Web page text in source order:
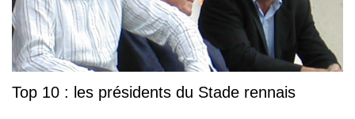
Top 10 : les présidents du Stade rennais